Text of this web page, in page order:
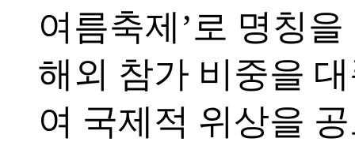
여름축제’로 명칭
해외 참가 비중을
여 국제적 위상을